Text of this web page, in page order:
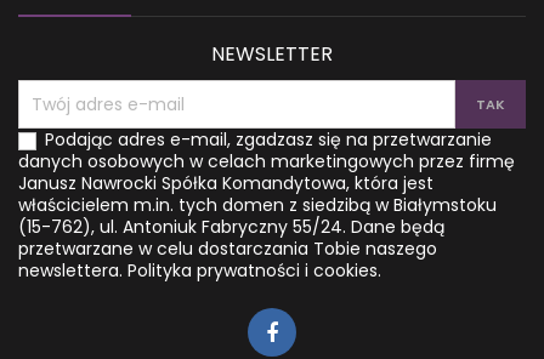
twoje...
z tych ćwiczeń...
NEWSLETTER
Podając adres e-mail, zgadzasz się na przetwarzanie
danych osobowych w celach marketingowych przez firmę
Janusz Nawrocki Spółka Komandytowa, która jest
właścicielem m.in. tych domen z siedzibą w Białymstoku
(15-762), ul. Antoniuk Fabryczny 55/24. Dane będą
przetwarzane w celu dostarczania Tobie naszego
newslettera. Polityka prywatności i cookies.